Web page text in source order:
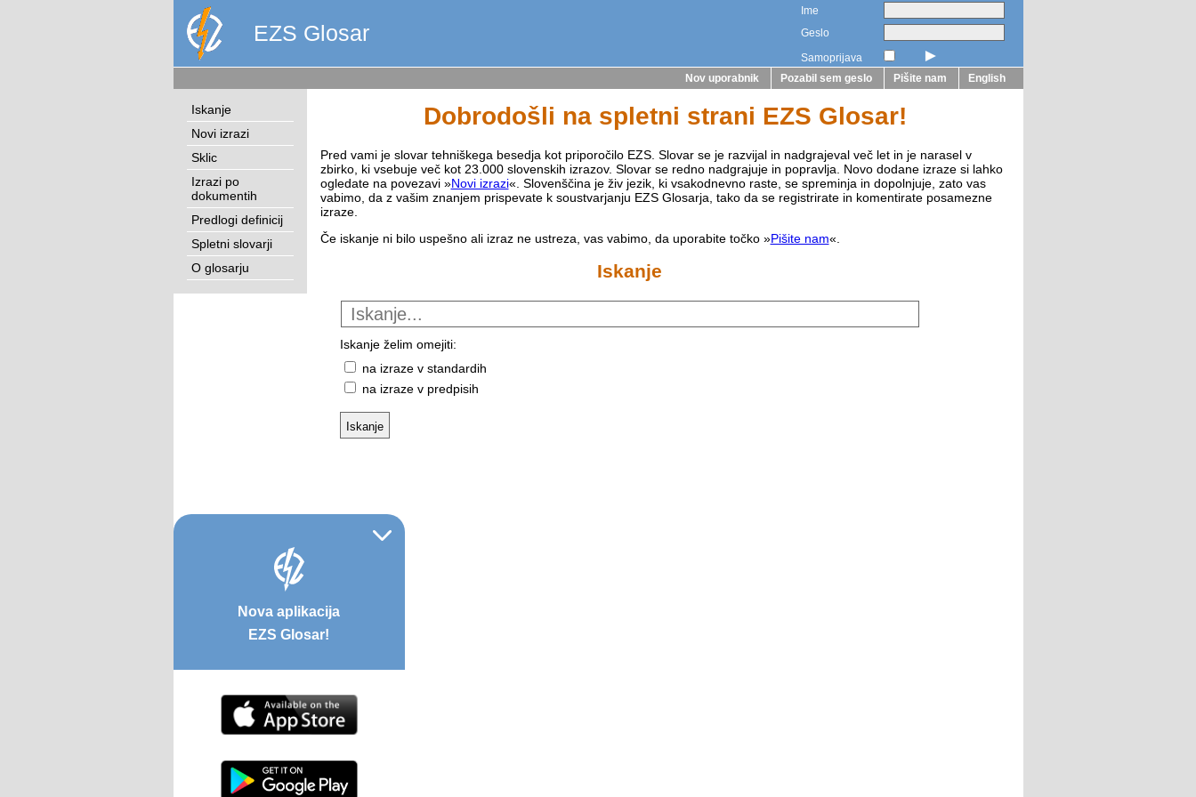
Ime
Geslo
Samoprijava
►
EZS Glosar
Nov uporabnik Pozabil sem geslo Pišite nam English
Iskanje
Novi izrazi
Sklic
Izrazi po
dokumentih
Predlogi definicij
Spletni slovarji
O glosarju
Dobrodošli na spletni strani EZS Glosar!
Pred vami je slovar tehniškega besedja kot priporočilo EZS. Slovar se je razvijal in nadgrajeval več let in je narasel v
zbirko, ki vsebuje več kot 23.000 slovenskih izrazov. Slovar se redno nadgrajuje in popravlja. Novo dodane izraze si lahko
ogledate na povezavi »Novi izrazi«. Slovenščina je živ jezik, ki vsakodnevno raste, se spreminja in dopolnjuje, zato vas
vabimo, da z vašim znanjem prispevate k soustvarjanju EZS Glosarja, tako da se registrirate in komentirate posamezne
izraze.
Če iskanje ni bilo uspešno ali izraz ne ustreza, vas vabimo, da uporabite točko »Pišite nam«.
Iskanje
Iskanje želim omejiti:
na izraze v standardih
na izraze v predpisih
Nova aplikacija
EZS Glosar!